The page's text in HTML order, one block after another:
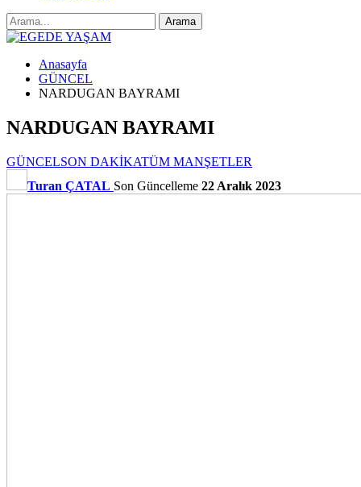
Anasayfa
GÜNCEL
NARDUGAN BAYRAMI
NARDUGAN BAYRAMI
GÜNCELSON DAKİKATÜM MANŞETLER
Turan ÇATAL Son Güncelleme 22 Aralık 2023